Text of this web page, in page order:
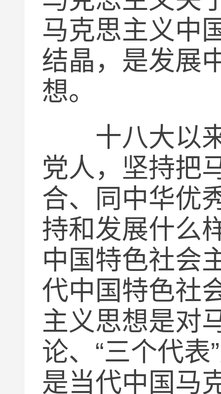
马克思主义中
结晶，是发展
想。
十八大以来
党人，坚持把
合、同中华优
持和发展什么
中国特色社会
代中国特色社
主义思想是对
论、 “三个代表”
是当代中国马